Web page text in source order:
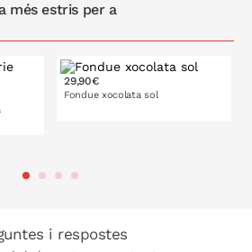
més estris per a
29,90€
Fondue xocolata sol
i respostes